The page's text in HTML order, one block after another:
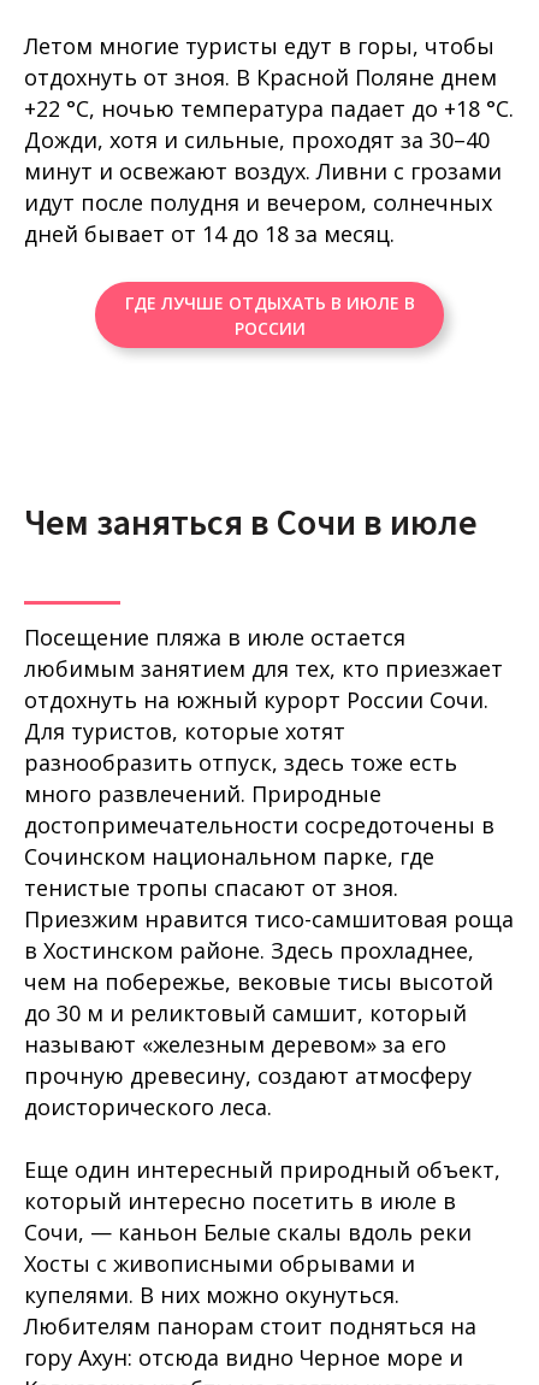
Летом многие туристы едут в горы, чтобы
отдохнуть от зноя. В Красной Поляне днем
+22 °C, ночью температура падает до +18 °C.
Дожди, хотя и сильные, проходят за 30–40
минут и освежают воздух. Ливни с грозами
идут после полудня и вечером, солнечных
дней бывает от 14 до 18 за месяц.
ГДЕ ЛУЧШЕ ОТДЫХАТЬ В ИЮЛЕ В
РОССИИ
Чем заняться в Сочи в июле
Посещение пляжа в июле остается
любимым занятием для тех, кто приезжает
отдохнуть на южный курорт России Сочи.
Для туристов, которые хотят
разнообразить отпуск, здесь тоже есть
много развлечений. Природные
достопримечательности сосредоточены в
Сочинском национальном парке, где
тенистые тропы спасают от зноя.
Приезжим нравится тисо-самшитовая роща
в Хостинском районе. Здесь прохладнее,
чем на побережье, вековые тисы высотой
до 30 м и реликтовый самшит, который
называют «железным деревом» за его
прочную древесину, создают атмосферу
доисторического леса.
Еще один интересный природный объект,
который интересно посетить в июле в
Сочи, — каньон Белые скалы вдоль реки
Хосты с живописными обрывами и
купелями. В них можно окунуться.
Любителям панорам стоит подняться на
гору Ахун: отсюда видно Черное море и